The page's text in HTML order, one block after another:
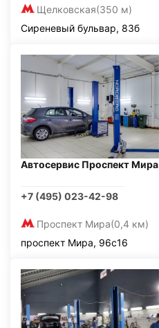
Щелковская(350 м)
Сиреневый бульвар, 83б
Автосервис Проспект Мира
+7 (495) 023-42-98
Проспект Мира(0,4 км)
проспект Мира, 96с16